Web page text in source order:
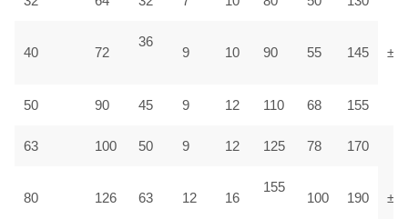
40 72
36
9 10 90 55 145
50 90 45 9 12 110 68 155
63 100 50 9 12 125 78 170
80 126 63 12 16
155
100 190